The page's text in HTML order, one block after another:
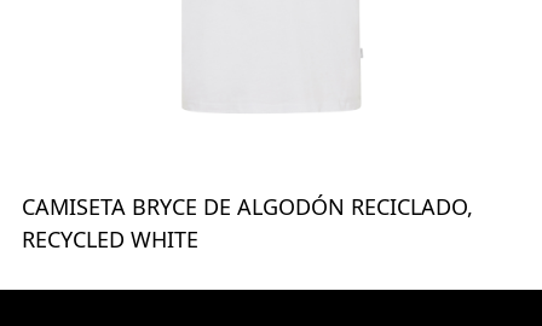
CAMISETA BRYCE DE ALGODÓN RECICLADO,
RECYCLED WHITE